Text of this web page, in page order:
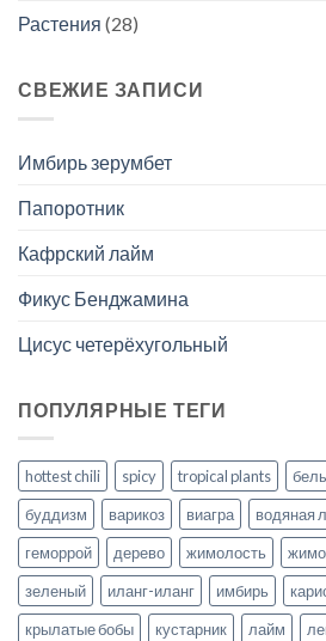
Растения (28)
СВЕЖИЕ ЗАПИСИ
Имбирь зерумбет
Папоротник
Кафрский лайм
Фикус Бенджамина
Цисус четерёхугольный
ПОПУЛЯРНЫЕ ТЕГИ
hottest chili spicy tropical plants
буддизм
варикоз виагра водяная
геморрой
дерево жимолость
зеленый
иланг-иланг имбирь
крылатые бобы
кустарник лайм